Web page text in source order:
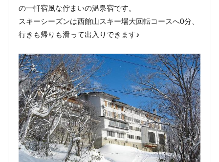
の一軒宿風な佇まいの温泉宿です。
スキーシーズンは西館山スキー場大回転コースへ0分、
行きも帰りも滑って出入りできます♪